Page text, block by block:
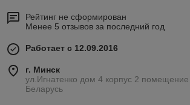
Рейтинг не сформирован
Менее 5 отзывов за последний год
Работает с 12.09.2016
г. Минск
ул.Игнатенко дом 4 корпус 2 помещение
Беларусь